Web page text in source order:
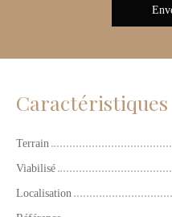
Terrain
Viabilisé
Localisation